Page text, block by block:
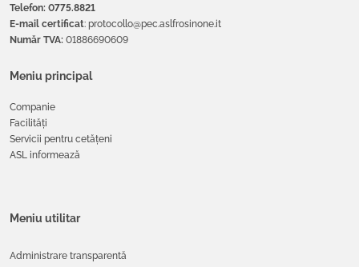
Telefon: 0775.8821
E-mail certificat: protocollo@pec.aslfrosinone.it
Număr TVA: 01886690609
Meniu principal
Companie
Facilități
Servicii pentru cetățeni
ASL informează
Meniu utilitar
Administrare transparentă